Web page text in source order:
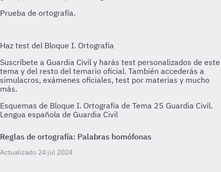
Esquemas de Bloque I. Ortografía de Tema 25 Guardia Civil.
Lengua española de Guardia Civil
Reglas de ortografía: Palabras homófonas
Actualizado 24 jul 2024